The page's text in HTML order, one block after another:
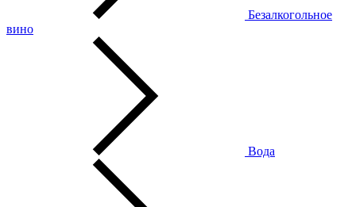
Безалкогольное
вино
Вода